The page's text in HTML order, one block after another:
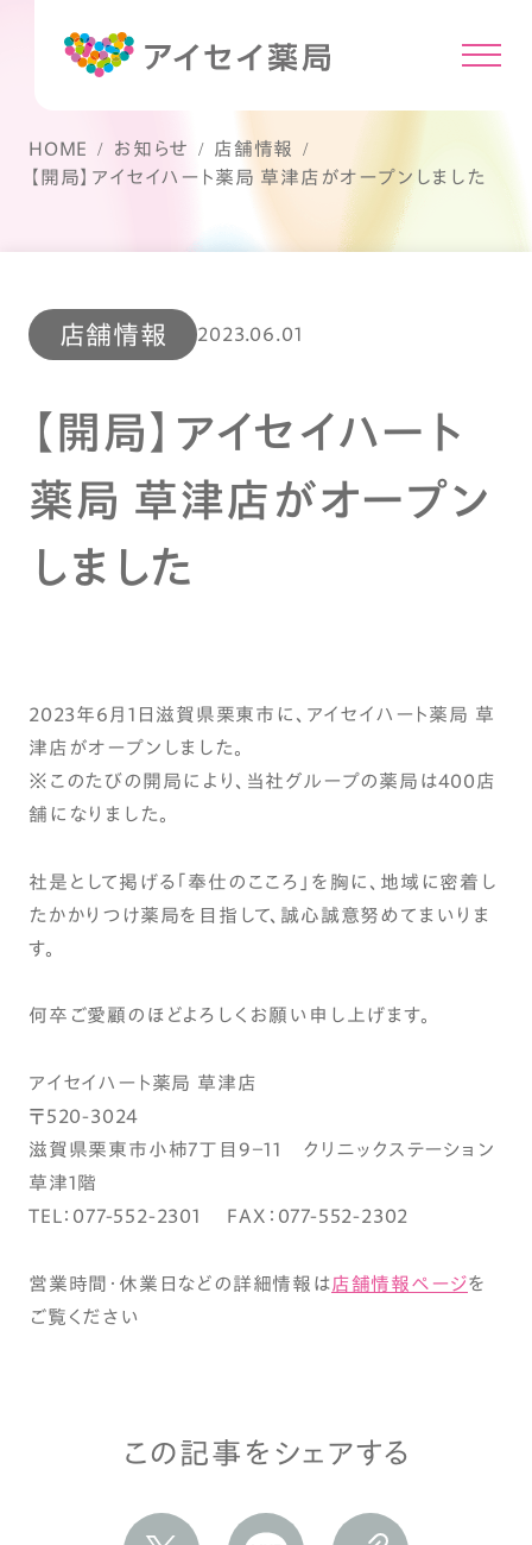
HOME お知らせ
店舗情報
【開局】アイセイハート薬局 草津店がオープンしました
店舗情報 2023.06.01
【開局】アイセイハート
薬局 草津店がオープン
しました
2023年6月1日滋賀県栗東市に、アイセイハート薬局 草
津店がオープンしました。
※このたびの開局により、当社グループの薬局は400店
舗になりました。
社是として掲げる「奉仕のこころ」を胸に、地域に密着し
たかかりつけ薬局を目指して、誠心誠意努めてまいりま
す。
何卒ご愛顧のほどよろしくお願い申し上げます。
アイセイハート薬局 草津店
〒520-3024
滋賀県栗東市小柿7丁目9－11 クリニックステーション
草津1階
TEL：077-552-2301 FAX：077-552-2302
営業時間・休業日などの詳細情報は店舗情報ページを
ご覧ください
この記事をシェアする